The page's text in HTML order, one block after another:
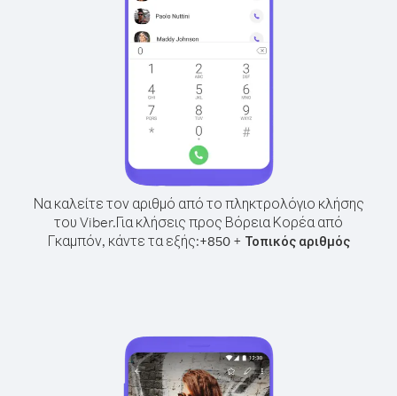
Να καλείτε τον αριθμό από το πληκτρολόγιο κλήσης
του Viber.Για κλήσεις προς Βόρεια Κορέα από
Γκαμπόν, κάντε τα εξής:+850+ Τοπικός αριθμός